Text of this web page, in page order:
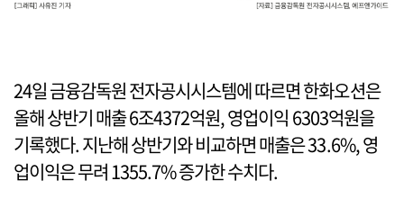
24일 금융감독원 전자공시시스템에 따르면 한화오션은
올해 상반기 매출 6조4372억원, 영업이익 6303억원을
기록했다. 지난해 상반기와 비교하면 매출은 33.6%, 영
업이익은 무려 1355.7% 증가한 수치다.